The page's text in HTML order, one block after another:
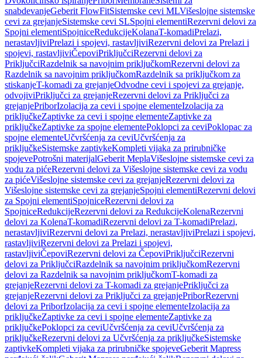
snabdevanjeGeberit FlowFitSistemske cevi MLVišeslojne sistemske
cevi za grejanjeSistemske cevi SLSpojni elementiRezervni delovi za
Spojni elementiSpojniceRedukcijeKolanaT-komadiPrelazi,
nerastavljiviPrelazi i spojevi, rastavljiviRezervni delovi za Prelazi i
spojevi, rastavljiviČepoviPriključciRezervni delovi za
PriključciRazdelnik sa navojnim priključkomRezervni delovi za
Razdelnik sa navojnim priključkomRazdelnik sa priključkom za
stiskanjeT-komadi za grejanjeOdvodne cevi i spojevi za grejanje,
odvojiviPriključci za grejanjeRezervni delovi za Priključci za
grejanjePriborIzolacija za cevi i spojne elementeIzolacija za
priključkeZaptivke za cevi i spojne elementeZaptivke za
priključkeZaptivke za spojne elementePoklopci za ceviPoklopac za
spojne elementeUčvršćenja za ceviUčvršćenja za
priključkeSistemske zaptivkeKompleti vijaka za prirubničke
spojevePotrošni materijalGeberit MeplaVišeslojne sistemske cevi za
vodu za pićeRezervni delovi za Višeslojne sistemske cevi za vodu
za pićeVišeslojne sistemske cevi za grejanjeRezervni delovi za
Višeslojne sistemske cevi za grejanjeSpojni elementiRezervni delovi
za Spojni elementiSpojniceRezervni delovi za
SpojniceRedukcijeRezervni delovi za RedukcijeKolenaRezervni
delovi za KolenaT-komadiRezervni delovi za T-komadiPrelazi,
nerastavljiviRezervni delovi za Prelazi, nerastavljiviPrelazi i spojevi,
rastavljiviRezervni delovi za Prelazi i spojevi,
rastavljiviČepoviRezervni delovi za ČepoviPriključciRezervni
delovi za PriključciRazdelnik sa navojnim priključkomRezervni
delovi za Razdelnik sa navojnim priključkomT-komadi za
grejanjeRezervni delovi za T-komadi za grejanjePriključci za
grejanjeRezervni delovi za Priključci za grejanjePriborRezervni
delovi za PriborIzolacija za cevi i spojne elementeIzolacija za
priključkeZaptivke za cevi i spojne elementeZaptivke za
priključkePoklopci za ceviUčvršćenja za ceviUčvršćenja za
priključkeRezervni delovi za Učvršćenja za priključkeSistemske
zaptivkeKompleti vijaka za prirubničke spojeveGeberit Mapress